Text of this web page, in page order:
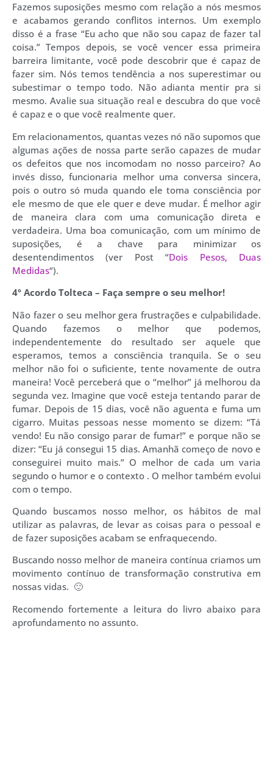
Fazemos suposições mesmo com relação a nós mesmos
e acabamos gerando conflitos internos. Um exemplo
disso é a frase “Eu acho que não sou capaz de fazer tal
coisa.” Tempos depois, se você vencer essa primeira
barreira limitante, você pode descobrir que é capaz de
fazer sim. Nós temos tendência a nos superestimar ou
subestimar o tempo todo. Não adianta mentir pra si
mesmo. Avalie sua situação real e descubra do que você
é capaz e o que você realmente quer.
Em relacionamentos, quantas vezes nó não supomos que
algumas ações de nossa parte serão capazes de mudar
os defeitos que nos incomodam no nosso parceiro? Ao
invés disso, funcionaria melhor uma conversa sincera,
pois o outro só muda quando ele toma consciência por
ele mesmo de que ele quer e deve mudar. É melhor agir
de maneira clara com uma comunicação direta e
verdadeira. Uma boa comunicação, com um mínimo de
suposições, é a chave para minimizar os
desentendimentos (ver Post “Dois Pesos, Duas
Medidas“).
4º Acordo Tolteca – Faça sempre o seu melhor!
Não fazer o seu melhor gera frustrações e culpabilidade.
Quando fazemos o melhor que podemos,
independentemente do resultado ser aquele que
esperamos, temos a consciência tranquila. Se o seu
melhor não foi o suficiente, tente novamente de outra
maneira! Você perceberá que o “melhor” já melhorou da
segunda vez. Imagine que você esteja tentando parar de
fumar. Depois de 15 dias, você não aguenta e fuma um
cigarro. Muitas pessoas nesse momento se dizem: “Tá
vendo! Eu não consigo parar de fumar!” e porque não se
dizer: “Eu já consegui 15 dias. Amanhã começo de novo e
conseguirei muito mais.” O melhor de cada um varia
segundo o humor e o contexto . O melhor também evolui
com o tempo.
Quando buscamos nosso melhor, os hábitos de mal
utilizar as palavras, de levar as coisas para o pessoal e
de fazer suposições acabam se enfraquecendo.
Buscando nosso melhor de maneira contínua criamos um
movimento contínuo de transformação construtiva em
nossas vidas. 🙂
Recomendo fortemente a leitura do livro abaixo para
aprofundamento no assunto.